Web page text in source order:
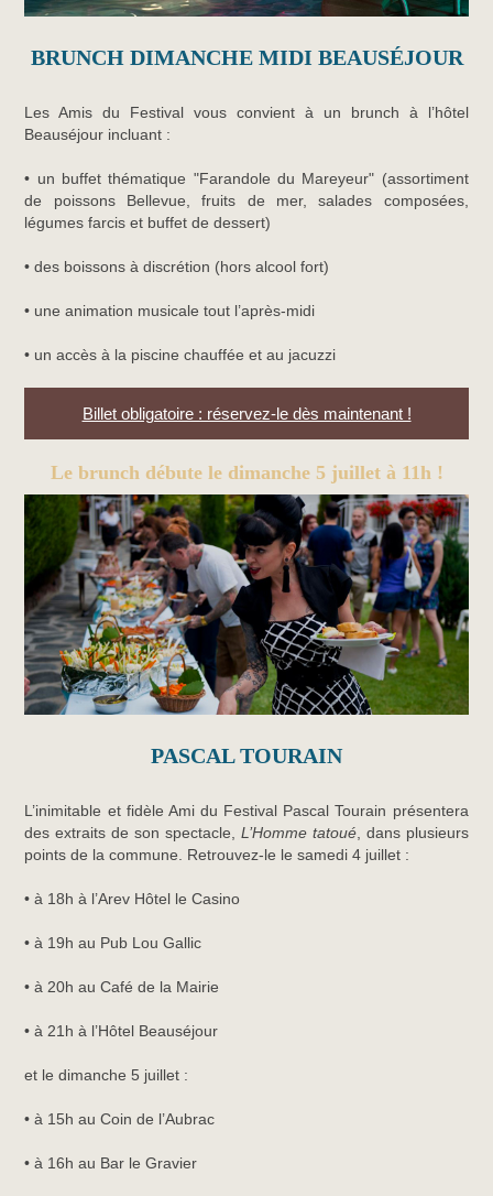
BRUNCH DIMANCHE MIDI BEAUSÉJOUR
Les Amis du Festival vous convient à un brunch à l’hôtel
Beauséjour incluant :
• un buffet thématique "Farandole du Mareyeur" (assortiment
de poissons Bellevue, fruits de mer, salades composées,
légumes farcis et buffet de dessert)
• des boissons à discrétion (hors alcool fort)
• une animation musicale tout l’après-midi
• un accès à la piscine chauffée et au jacuzzi
Billet obligatoire : réservez-le dès maintenant !
Le brunch débute le dimanche 5 juillet à 11h !
PASCAL TOURAIN
L’inimitable et fidèle Ami du Festival Pascal Tourain présentera
des extraits de son spectacle, L’Homme tatoué, dans plusieurs
points de la commune. Retrouvez-le le samedi 4 juillet :
• à 18h à l’Arev Hôtel le Casino
• à 19h au Pub Lou Gallic
• à 20h au Café de la Mairie
• à 21h à l’Hôtel Beauséjour
et le dimanche 5 juillet :
• à 15h au Coin de l’Aubrac
• à 16h au Bar le Gravier